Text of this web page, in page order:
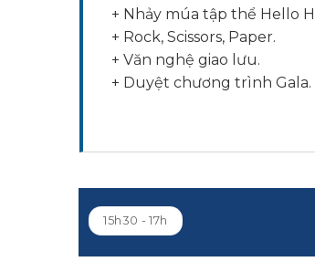
+ Nhảy múa tập thể Hello
+ Rock, Scissors, Paper.
+ Văn nghệ giao lưu.
+ Duyệt chương trình Gala.
15h30 - 17h